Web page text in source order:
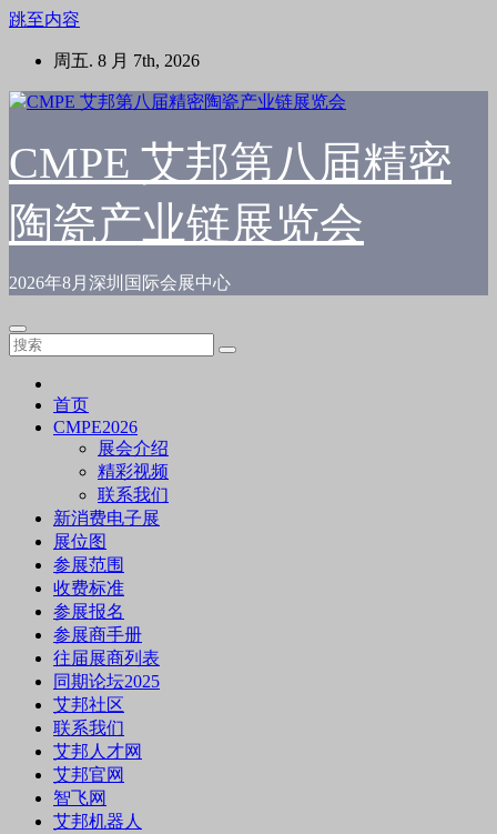
跳至内容
周五. 8 月 7th, 2026
CMPE 艾邦第八届精密
陶瓷产业链展览会
2026年8月深圳国际会展中心
首页
CMPE2026
展会介绍
精彩视频
联系我们
新消费电子展
展位图
参展范围
收费标准
参展报名
参展商手册
往届展商列表
同期论坛2025
艾邦社区
联系我们
艾邦人才网
艾邦官网
智飞网
艾邦机器人